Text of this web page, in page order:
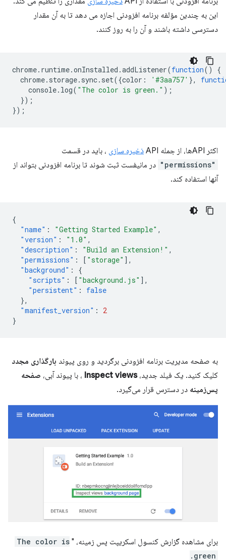
این به چندین مؤلفه برنامه افزودنی اجازه می دهد تا به آن مقدار
دسترسی داشته باشند و آن را به روز کنند.
chrome. runtime.onInstalled .addListener(function()
{
chrome. storage. sync. set({color : '#3aa757' },
console. log( "The color is green." );
});
});
اکثر APIها، از جمله API ذخیره سازی ، باید در قسمت
"permissions"
در مانیفست ثبت شوند تا برنامه افزودنی بتواند از
آنها استفاده کند.
{
"name" : "Getting Started Example" ,
"version" : "1.0" ,
"description" : "Build an Extension!" ,
"permissions" : [ "storage" ],
"background" :
{
"scripts" : [ "background.js" ],
"persistent" :
false
},
"manifest_version" :
2
}
به صفحه مدیریت برنامه افزودنی برگردید و روی پیوند بارگذاری مجدد
کلیک کنید. یک فیلد جدید،Inspect views ، با پیوند آبی، صفحه
پس‌زمینه در دسترس قرار می‌گیرد.
برای مشاهده گزارش کنسول اسکریپت پس زمینه، " The color is
green.